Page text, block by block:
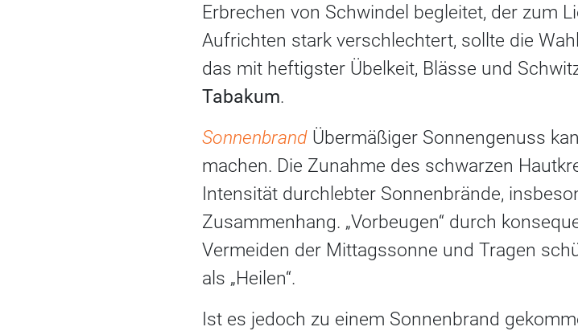
Erbrechen von Schwindel begleitet, der zum
Aufrichten stark verschlechtert, sollte die
das mit heftigster Übelkeit, Blässe und
Tabakum.
Sonnenbrand Übermäßiger Sonnengenuss
machen. Die Zunahme des schwarzen
Intensität durchlebter Sonnenbrände,
Zusammenhang. „Vorbeugen“ durch
Vermeiden der Mittagssonne und Tragen
als „Heilen“.
Ist es jedoch zu einem Sonnenbrand